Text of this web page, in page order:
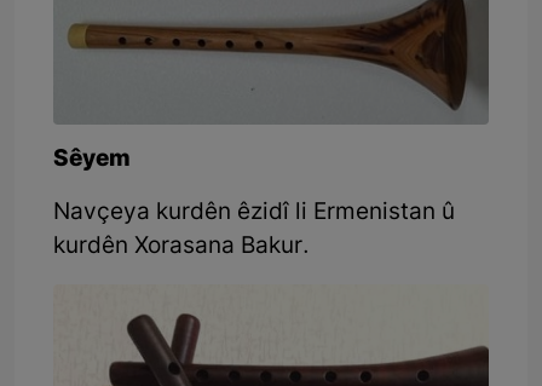
Sêyem
Navçeya kurdên êzidî li Ermenistan û
kurdên Xorasana Bakur.